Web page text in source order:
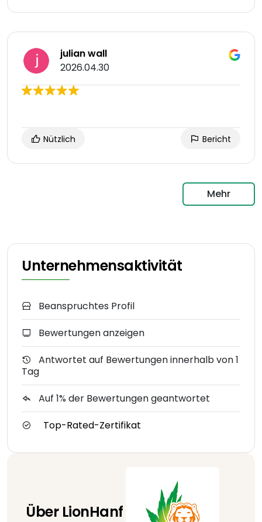
julian wall
2026.04.30
Nützlich Bericht
Mehr
Unternehmensaktivität
Beanspruchtes Profil
Bewertungen anzeigen
Antwortet auf Bewertungen innerhalb von 1
Tag
Auf 1% der Bewertungen geantwortet
Top-Rated-Zertifikat
Über LionHanf